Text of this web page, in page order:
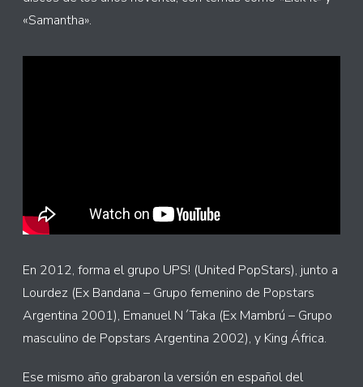
«Samantha».
En 2012, forma el grupo UPS! (United PopStars), junto a
Lourdez (Ex Bandana – Grupo femenino de Popstars
Argentina 2001), Emanuel N´Taka (Ex Mambrú – Grupo
masculino de Popstars Argentina 2002), y King África.
Ese mismo año grabaron la versión en español del